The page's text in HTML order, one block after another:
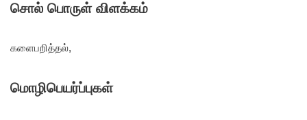
சொல் பொருள் விளக்கம்
களைபறித்தல்,
மொழிபெயர்ப்புகள்